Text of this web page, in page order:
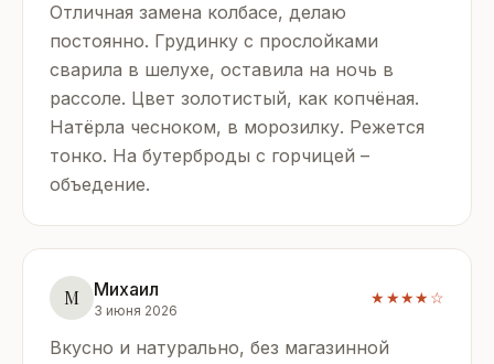
Отличная замена колбасе, делаю
постоянно. Грудинку с прослойками
сварила в шелухе, оставила на ночь в
рассоле. Цвет золотистый, как копчёная.
Натёрла чесноком, в морозилку. Режется
тонко. На бутерброды с горчицей –
объедение.
М Михаил
3 июня 2026
★★★★☆
Вкусно и натурально, без магазинной